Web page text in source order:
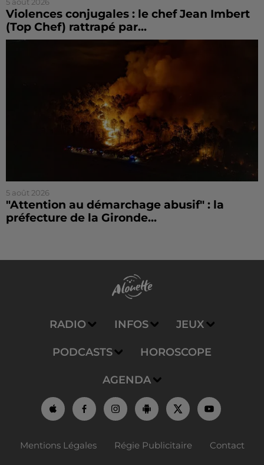
Violences conjugales : le chef Jean Imbert
(Top Chef) rattrapé par...
5 août 2026
"Attention au démarchage abusif" : la
préfecture de la Gironde...
RADIO INFOS JEUX
PODCASTS HOROSCOPE
AGENDA
Mentions Légales Régie Publicitaire Contact